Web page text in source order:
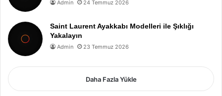
Admin 24 Temmuz 2026
Saint Laurent Ayakkabı Modelleri ile Şıklığı
Yakalayın
Admin 23 Temmuz 2026
Daha Fazla Yükle